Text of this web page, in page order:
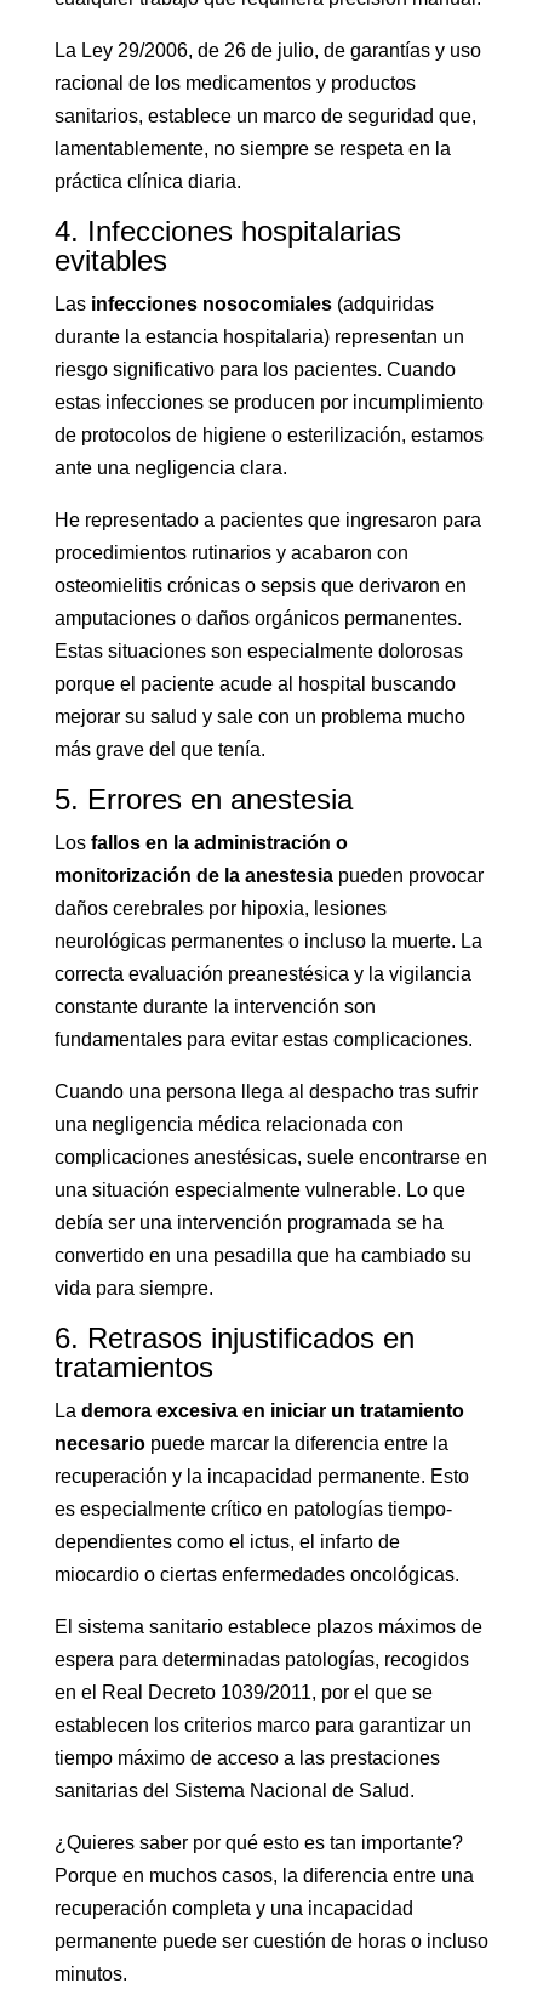
La Ley 29/2006, de 26 de julio, de garantías y uso
racional de los medicamentos y productos
sanitarios, establece un marco de seguridad que,
lamentablemente, no siempre se respeta en la
práctica clínica diaria.
4. Infecciones hospitalarias
evitables
Las infecciones nosocomiales(adquiridas
durante la estancia hospitalaria) representan un
riesgo significativo para los pacientes. Cuando
estas infecciones se producen por incumplimiento
de protocolos de higiene o esterilización, estamos
ante una negligencia clara.
He representado a pacientes que ingresaron para
procedimientos rutinarios y acabaron con
osteomielitis crónicas o sepsis que derivaron en
amputaciones o daños orgánicos permanentes.
Estas situaciones son especialmente dolorosas
porque el paciente acude al hospital buscando
mejorar su salud y sale con un problema mucho
más grave del que tenía.
5. Errores en anestesia
Los fallos en la administración o
monitorización de la anestesiapueden provocar
daños cerebrales por hipoxia, lesiones
neurológicas permanentes o incluso la muerte. La
correcta evaluación preanestésica y la vigilancia
constante durante la intervención son
fundamentales para evitar estas complicaciones.
Cuando una persona llega al despacho tras sufrir
una negligencia médica relacionada con
complicaciones anestésicas, suele encontrarse en
una situación especialmente vulnerable. Lo que
debía ser una intervención programada se ha
convertido en una pesadilla que ha cambiado su
vida para siempre.
6. Retrasos injustificados en
tratamientos
La demora excesiva en iniciar un tratamiento
necesariopuede marcar la diferencia entre la
recuperación y la incapacidad permanente. Esto
es especialmente crítico en patologías tiempo-
dependientes como el ictus, el infarto de
miocardio o ciertas enfermedades oncológicas.
El sistema sanitario establece plazos máximos de
espera para determinadas patologías, recogidos
en el Real Decreto 1039/2011, por el que se
establecen los criterios marco para garantizar un
tiempo máximo de acceso a las prestaciones
sanitarias del Sistema Nacional de Salud.
¿Quieres saber por qué esto es tan importante?
Porque en muchos casos, la diferencia entre una
recuperación completa y una incapacidad
permanente puede ser cuestión de horas o incluso
minutos.